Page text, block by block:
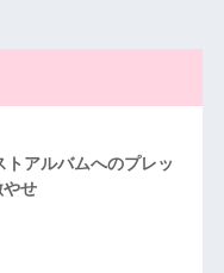
アルバムへのプレッ
やせ